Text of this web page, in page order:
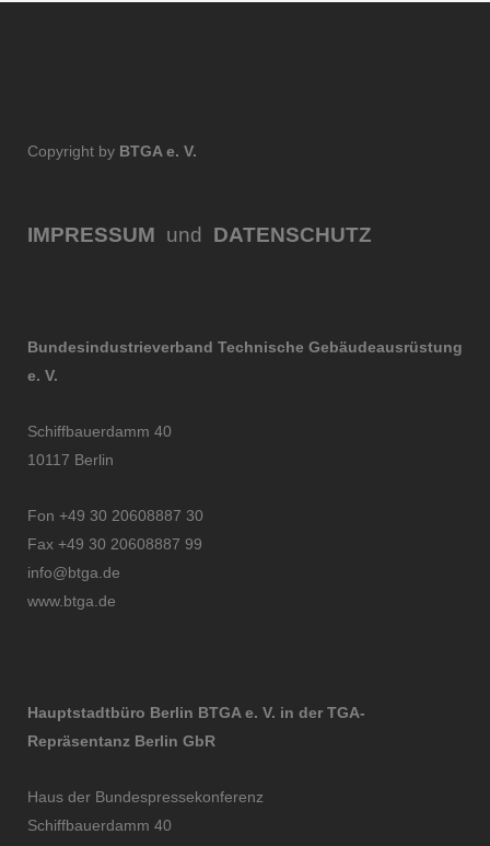
Copyright by BTGA e. V.
IMPRESSUM und DATENSCHUTZ
Bundesindustrieverband Technische Gebäudeausrüstung
e. V.
Schiffbauerdamm 40
10117 Berlin
Fon +49 30 20608887 30
Fax +49 30 20608887 99
info@btga.de
www.btga.de
Hauptstadtbüro Berlin BTGA e. V. in der TGA-
Repräsentanz Berlin GbR
Haus der Bundespressekonferenz
Schiffbauerdamm 40